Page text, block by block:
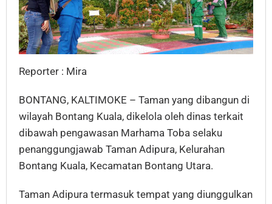
Reporter : Mira
BONTANG, KALTIMOKE – Taman yang dibangun di
wilayah Bontang Kuala, dikelola oleh dinas terkait
dibawah pengawasan Marhama Toba selaku
penanggungjawab Taman Adipura, Kelurahan
Bontang Kuala, Kecamatan Bontang Utara.
Taman Adipura termasuk tempat yang diunggulkan